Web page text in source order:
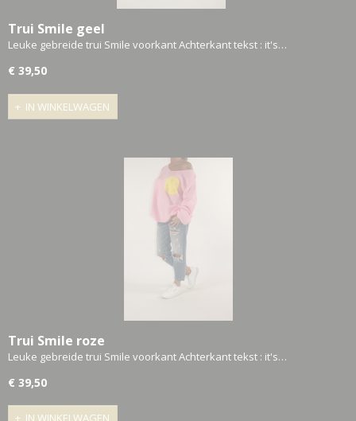
Trui Smile geel
Leuke gebreide trui Smile voorkant Achterkant tekst : it's…
€ 39,50
IN WINKELWAGEN
Trui Smile roze
Leuke gebreide trui Smile voorkant Achterkant tekst : it's…
€ 39,50
IN WINKELWAGEN